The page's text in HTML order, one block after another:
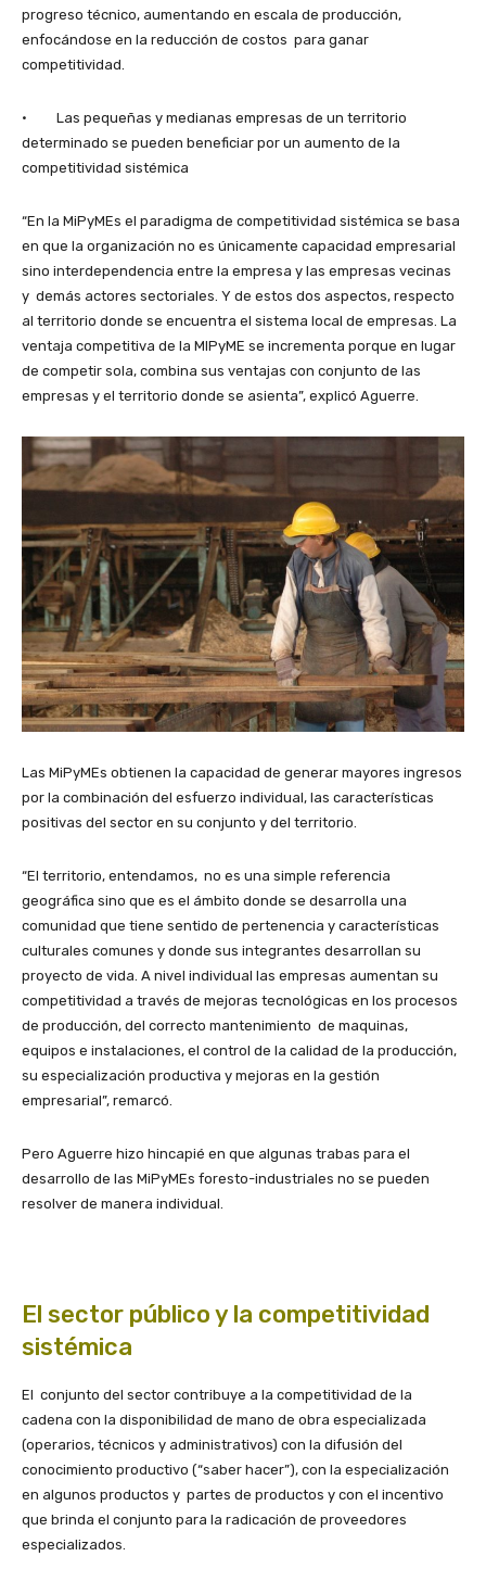
progreso técnico, aumentando en escala de producción,
enfocándose en la reducción de costos para ganar
competitividad.
· Las pequeñas y medianas empresas de un territorio
determinado se pueden beneficiar por un aumento de la
competitividad sistémica
“En la MiPyMEs el paradigma de competitividad sistémica se basa
en que la organización no es únicamente capacidad empresarial
sino interdependencia entre la empresa y las empresas vecinas
y demás actores sectoriales. Y de estos dos aspectos, respecto
al territorio donde se encuentra el sistema local de empresas. La
ventaja competitiva de la MIPyME se incrementa porque en lugar
de competir sola, combina sus ventajas con conjunto de las
empresas y el territorio donde se asienta”, explicó Aguerre.
Las MiPyMEs obtienen la capacidad de generar mayores ingresos
por la combinación del esfuerzo individual, las características
positivas del sector en su conjunto y del territorio.
“El territorio, entendamos, no es una simple referencia
geográfica sino que es el ámbito donde se desarrolla una
comunidad que tiene sentido de pertenencia y características
culturales comunes y donde sus integrantes desarrollan su
proyecto de vida. A nivel individual las empresas aumentan su
competitividad a través de mejoras tecnológicas en los procesos
de producción, del correcto mantenimiento de maquinas,
equipos e instalaciones, el control de la calidad de la producción,
su especialización productiva y mejoras en la gestión
empresarial”, remarcó.
Pero Aguerre hizo hincapié en que algunas trabas para el
desarrollo de las MiPyMEs foresto-industriales no se pueden
resolver de manera individual.
El sector público y la competitividad
sistémica
El conjunto del sector contribuye a la competitividad de la
cadena con la disponibilidad de mano de obra especializada
(operarios, técnicos y administrativos) con la difusión del
conocimiento productivo (“saber hacer”), con la especialización
en algunos productos y partes de productos y con el incentivo
que brinda el conjunto para la radicación de proveedores
especializados.